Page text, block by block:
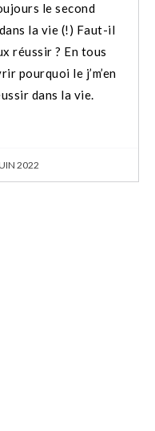
le second
la vie (!) Faut-il
réussir ? En tous
pourquoi le j’m’en
dans la vie.
2022